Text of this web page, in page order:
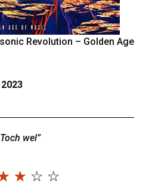
Revolution – Golden Age
wel”
☆ ☆ ☆